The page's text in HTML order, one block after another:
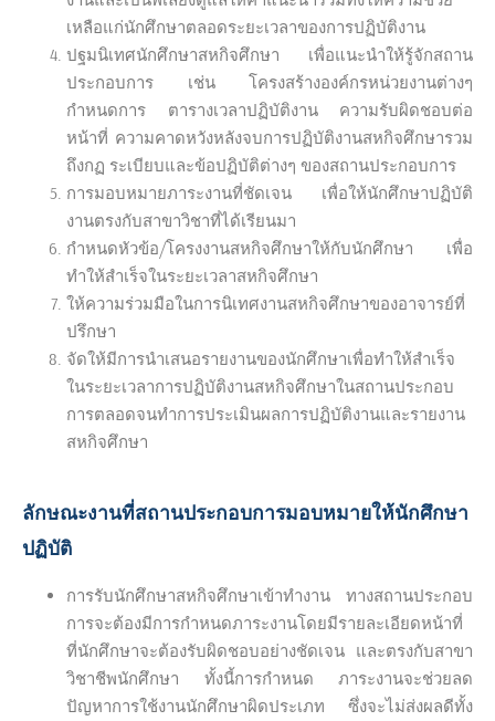
เหลือแก่นักศึกษาตลอดระยะเวลาของการปฏิบัติงาน
ปฐมนิเทศนักศึกษาสหกิจศึกษา เพื่อแนะนำให้รู้จักสถาน
ประกอบการ เช่น โครงสร้างองค์กรหน่วยงานต่างๆ
กำหนดการ ตารางเวลาปฏิบัติงาน ความรับผิดชอบต่อ
หน้าที่ ความคาดหวังหลังจบการปฏิบัติงานสหกิจศึกษารวม
ถึงกฏ ระเบียบและข้อปฏิบัติต่างๆ ของสถานประกอบการ
การมอบหมายภาระงานที่ชัดเจน เพื่อให้นักศึกษาปฏิบัติ
งานตรงกับสาขาวิชาที่ได้เรียนมา
กำหนดหัวข้อ/โครงงานสหกิจศึกษาให้กับนักศึกษา เพื่อ
ทำให้สำเร็จในระยะเวลาสหกิจศึกษา
ให้ความร่วมมือในการนิเทศงานสหกิจศึกษาของอาจารย์ที่
ปรึกษา
จัดให้มีการนำเสนอรายงานของนักศึกษาเพื่อทำให้สำเร็จ
ในระยะเวลาการปฏิบัติงานสหกิจศึกษาในสถานประกอบ
การตลอดจนทำการประเมินผลการปฏิบัติงานและรายงาน
สหกิจศึกษา
ลักษณะงานที่สถานประกอบการมอบหมายให้นักศึกษา
ปฏิบัติ
การรับนักศึกษาสหกิจศึกษาเข้าทำงาน ทางสถานประกอบ
การจะต้องมีการกำหนดภาระงานโดยมีรายละเอียดหน้าที่
ที่นักศึกษาจะต้องรับผิดชอบอย่างชัดเจน และตรงกับสาขา
วิชาชีพนักศึกษา ทั้งนี้การกำหนด ภาระงานจะช่วยลด
ปัญหาการใช้งานนักศึกษาผิดประเภท ซึ่งจะไม่ส่งผลดีทั้ง